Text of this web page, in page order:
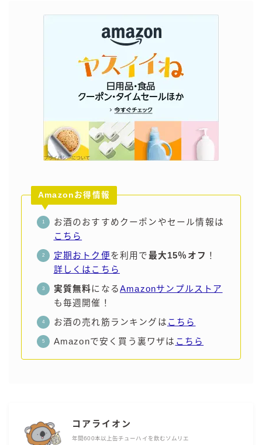
お問い合わせ
Amazonお得情報
お酒のおすすめクーポンやセール情報は
こちら
定期おトク便を利用で最大15％オフ ！
詳しくはこちら
実質無料になるAmazonサンプルストア
も毎週開催！
お酒の売れ筋ランキングは こちら
Amazonで安く買う裏ワザは こちら
コアライオン
年間600本以上缶チューハイを飲むソムリエ